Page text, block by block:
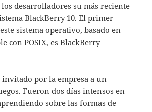
desarrolladores su más reciente
BlackBerry 10. El primer
sistema operativo, basado en
con POSIX, es BlackBerry
invitado por la empresa a un
Fueron dos días intensos en
sobre las formas de